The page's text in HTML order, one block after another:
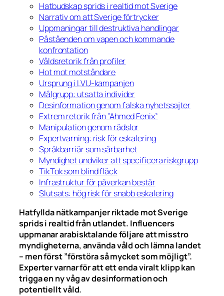
Hatbudskap sprids i realtid mot Sverige
Narrativ om att Sverige förtrycker
Uppmaningar till destruktiva handlingar
Påståenden om vapen och kommande
konfrontation
Våldsretorik från profiler
Hot mot motståndare
Ursprung i LVU-kampanjen
Målgrupp: utsatta individer
Desinformation genom falska nyhetssajter
Extrem retorik från ”Ahmed Fenix”
Manipulation genom rädslor
Expertvarning: risk för eskalering
Språkbarriär som sårbarhet
Myndighet undviker att specificera riskgrupp
TikTok som blind fläck
Infrastruktur för påverkan består
Slutsats: hög risk för snabb eskalering
Hatfyllda nätkampanjer riktade mot Sverige
sprids i realtid från utlandet. Influencers
uppmanar arabisktalande följare att misstro
myndigheterna, använda våld och lämna landet
– men först ”förstöra så mycket som möjligt”.
Experter varnar för att ett enda viralt klipp kan
trigga en ny våg av desinformation och
potentiellt våld.